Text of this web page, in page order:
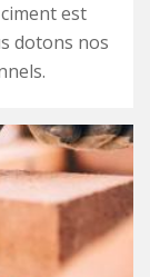
est
dotons nos